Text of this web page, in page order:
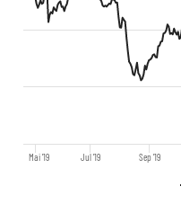
Mai '19 Jul '19 Sep '19